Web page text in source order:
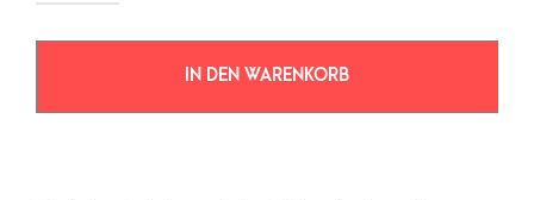
IN DEN WARENKORB